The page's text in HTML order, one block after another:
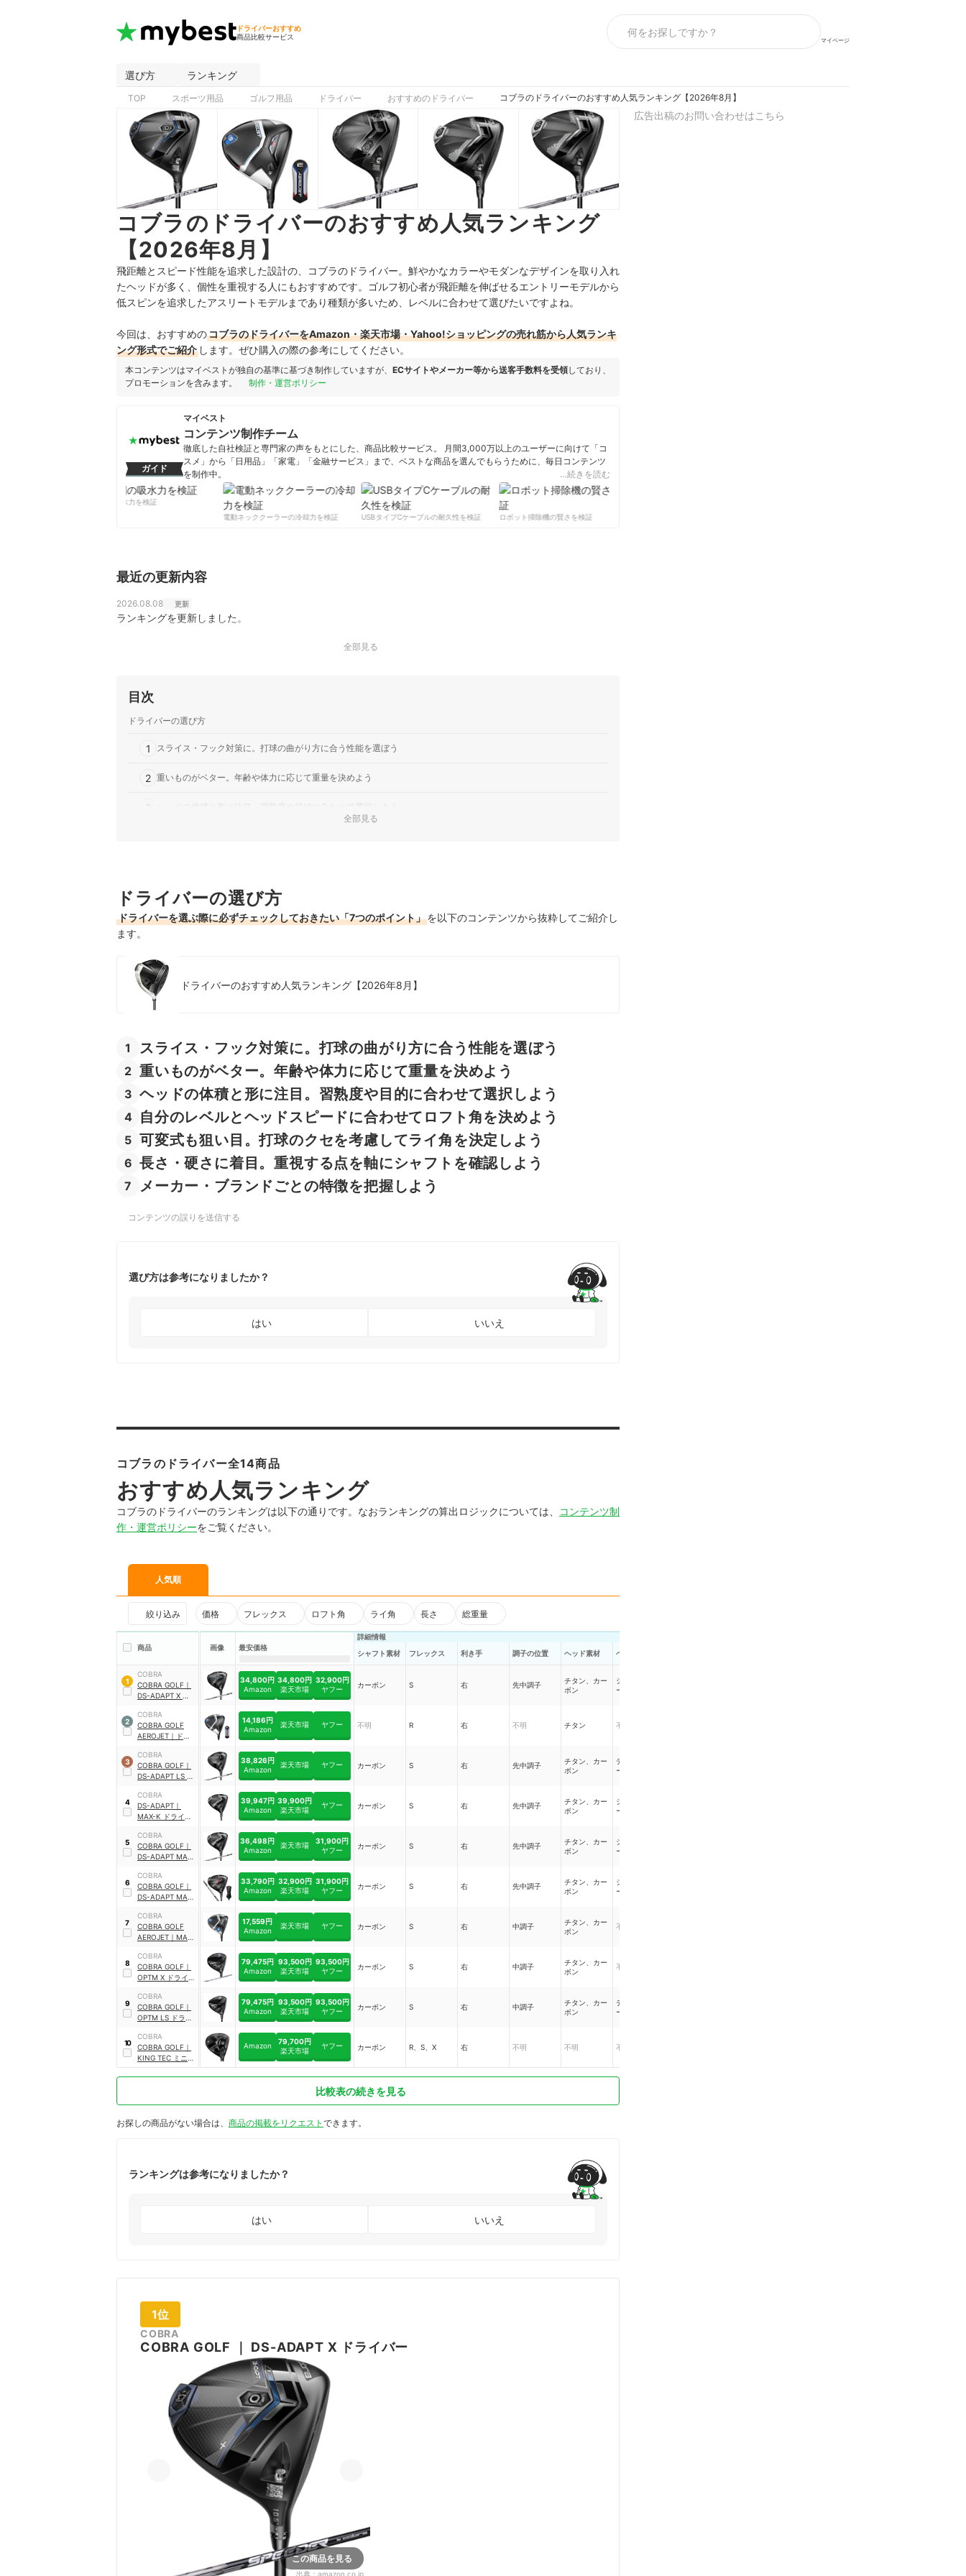
ドライバーおすすめ
商品比較サービス
マイページ
選び方 ランキング
TOP スポーツ用品 ゴルフ用品 ドライバー おすすめのドライバー コブラのドライバーのおすすめ人気ランキング【2026年8月】
コブラのドライバーのおすすめ人気ランキング
【2026年8月】
飛距離とスピード性能を追求した設計の、コブラのドライバー。鮮やかなカラーやモダンなデザインを取り入れ
たヘッドが多く、個性を重視する人にもおすすめです。ゴルフ初心者が飛距離を伸ばせるエントリーモデルから
低スピンを追求したアスリートモデルまであり種類が多いため、レベルに合わせて選びたいですよね。
今回は、おすすめのコブラのドライバーをAmazon・楽天市場・Yahoo!ショッピングの売れ筋から人気ランキ
ング形式でご紹介 します。ぜひ購入の際の参考にしてください。
本コンテンツはマイベストが独自の基準に基づき制作していますが、 ECサイトやメーカー等から送客手数料を受領しており、
プロモーションを含みます。
制作・運営ポリシー
ガイド
マイベスト
コンテンツ制作チーム
徹底した自社検証と専門家の声をもとにした、商品比較サービス。 月間3,000万以上のユーザーに向けて「コ
スメ」から「日用品」「家電」「金融サービス」まで、ベストな商品を選んでもらうために、毎日コンテンツ
を制作中。
コンテンツ制作チームのプロフィール
…続きを読む
柔軟剤の吸水力を検証
電動ネッククーラーの冷却力を検証
USBタイプCケーブルの耐久性を検証 ロボット掃除機の賢さを検証
最近の更新内容
2026.08.08 更新
ランキングを更新しました。
全部見る
目次
ドライバーの選び方
1 スライス・フック対策に。打球の曲がり方に合う性能を選ぼう
2 重いものがベター。年齢や体力に応じて重量を決めよう
3 ヘッドの体積と形に注目。習熟度や目的に合わせて選択しよう
6 長さ・硬さに着目。重視する点を軸にシャフトを確認しよう
7 メーカー・ブランドごとの特徴を把握しよう
コブラのドライバーの売れ筋ランキングもチェック！
全部見る
ドライバーの選び方
ドライバーを選ぶ際に必ずチェックしておきたい「7つのポイント」を以下のコンテンツから抜粋してご紹介し
ます。
ドライバーのおすすめ人気ランキング【2026年8月】
1 スライス・フック対策に。打球の曲がり方に合う性能を選ぼう
2 重いものがベター。年齢や体力に応じて重量を決めよう
3 ヘッドの体積と形に注目。習熟度や目的に合わせて選択しよう
4 自分のレベルとヘッドスピードに合わせてロフト角を決めよう
5 可変式も狙い目。打球のクセを考慮してライ角を決定しよう
6 長さ・硬さに着目。重視する点を軸にシャフトを確認しよう
7 メーカー・ブランドごとの特徴を把握しよう
コンテンツの誤りを送信する
選び方は参考になりましたか？
はい いいえ
コブラのドライバー全14商品
おすすめ人気ランキング
コブラのドライバーのランキングは以下の通りです。なおランキングの算出ロジックについては、
コンテンツ制
作・運営ポリシーをご覧ください。
人気順
絞り込み 価格 フレックス ロフト角 ライ角 長さ 総重量
商品 画像 最安価格
詳細情報
シャフト素材
フレックス 利き手 調子の位置 ヘッド素材 ヘッド形状
1
COBRA
COBRA GOLF ｜
DS-ADAPT X ドラ
34,800円
Amazon
34,800円
楽天市場
32,900円
ヤフー
カーボン S 右 先中調子
チタン、カー
ボン
シャローフェ
ース
2
COBRA
COBRA GOLF
AEROJET ｜ ドラ
14,186円
Amazon
楽天市場 ヤフー 不明 R 右 不明 チタン 不明
3
COBRA
COBRA GOLF ｜
DS-ADAPT LS ド
38,826円
Amazon
楽天市場 ヤフー カーボン S 右 先中調子
チタン、カー
ボン
ディープフェ
ース
4
COBRA
DS-ADAPT ｜
MAX-K ドライバ
39,947円
Amazon
39,900円
楽天市場
ヤフー カーボン S 右 先中調子
チタン、カー
ボン
シャローフェ
ース
5
COBRA
COBRA GOLF ｜
DS-ADAPT MAX-
36,498円
Amazon
楽天市場
31,900円
ヤフー
カーボン S 右 先中調子
チタン、カー
ボン
シャローフェ
ース
6
COBRA
COBRA GOLF ｜
DS-ADAPT MAX-
33,790円
Amazon
32,900円
楽天市場
31,900円
ヤフー
カーボン S 右 先中調子
チタン、カー
ボン
シャローフェ
ース
7
COBRA
COBRA GOLF
AEROJET ｜ MAX
17,559円
Amazon
楽天市場 ヤフー カーボン S 右 中調子
チタン、カー
ボン
不明
8
COBRA
COBRA GOLF ｜
OPTM X ドライバ
79,475円
Amazon
93,500円
楽天市場
93,500円
ヤフー
カーボン S 右 中調子
チタン、カー
ボン
不明
9
COBRA
COBRA GOLF ｜
OPTM LS ドライ
79,475円
Amazon
93,500円
楽天市場
93,500円
ヤフー
カーボン S 右 中調子
チタン、カー
ボン
ディープフェ
ース
10
COBRA
COBRA GOLF ｜
KING TEC ミニ ド
ライバー｜
CBUDR00110
Amazon
79,700円
楽天市場
ヤフー カーボン R、S、X 右 不明 不明 不明
比較表の続きを見る
お探しの商品がない場合は、 商品の掲載をリクエスト できます。
ランキングは参考になりましたか？
はい いいえ
1位
COBRA
COBRA GOLF DS-ADAPT X ドライバー
この商品を見る
出典： amazon.co.jp
広告出稿のお問い合わせはこちら